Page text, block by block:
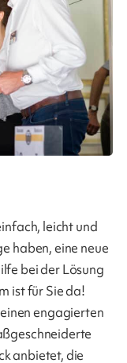
leicht und
haben, eine neue
bei der Lösung
ist für Sie da!
engagierten
anbietet, die